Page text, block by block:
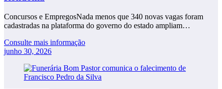
Concursos e EmpregosNada menos que 340 novas vagas foram
cadastradas na plataforma do governo do estado ampliam…
Consulte mais informação
junho 30, 2026